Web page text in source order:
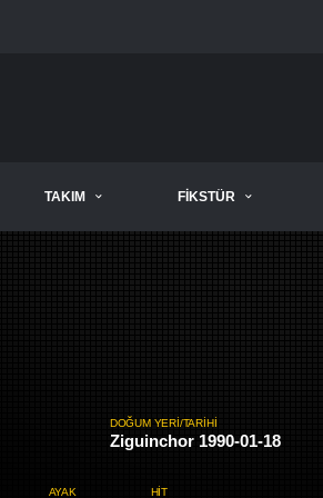
TAKIM FIKSTÜR
DOĞUM YERI/TARIHI
Ziguinchor 1990-01-18
AYAK HIT